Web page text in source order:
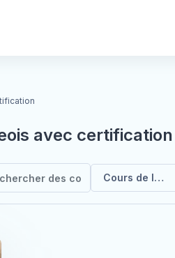
avec certification
des cours
des cours
Cours de